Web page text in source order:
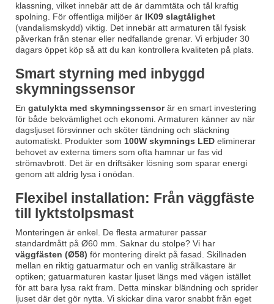
klassning, vilket innebär att de är dammtäta och tål kraftig
spolning. För offentliga miljöer är IK09 slagtålighet
(vandalismskydd) viktig. Det innebär att armaturen tål fysisk
påverkan från stenar eller nedfallande grenar. Vi erbjuder 30
dagars öppet köp så att du kan kontrollera kvaliteten på plats.
Smart styrning med inbyggd
skymningssensor
En gatulykta med skymningssensorär en smart investering
för både bekvämlighet och ekonomi. Armaturen känner av när
dagsljuset försvinner och sköter tändning och släckning
automatiskt. Produkter som 100W skymnings LED eliminerar
behovet av externa timers som ofta hamnar ur fas vid
strömavbrott. Det är en driftsäker lösning som sparar energi
genom att aldrig lysa i onödan.
Flexibel installation: Från väggfäste
till lyktstolpsmast
Monteringen är enkel. De flesta armaturer passar
standardmått på Ø60 mm. Saknar du stolpe? Vi har
väggfästen (Ø58) för montering direkt på fasad. Skillnaden
mellan en riktig gatuarmatur och en vanlig strålkastare är
optiken; gatuarmaturen kastar ljuset längs med vägen istället
för att bara lysa rakt fram. Detta minskar bländning och sprider
ljuset där det gör nytta. Vi skickar dina varor snabbt från eget